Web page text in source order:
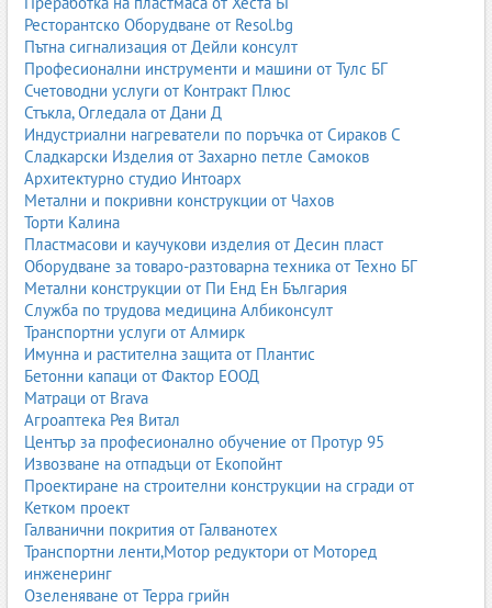
Ресторантско Оборудване от Resol.bg
Пътна сигнализация от Дейли консулт
Професионални инструменти и машини от Тулс БГ
Счетоводни услуги от Контракт Плюс
Стъкла, Огледала от Дани Д
Индустриални нагреватели по поръчка от Сираков С
Сладкарски Изделия от Захарно петле Самоков
Архитектурно студио Интоарх
Метални и покривни конструкции от Чахов
Торти Калина
Пластмасови и каучукови изделия от Десин пласт
Оборудване за товаро-разтоварна техника от Техно БГ
Метални конструкции от Пи Енд Ен България
Служба по трудова медицина Албиконсулт
Транспортни услуги от Алмирк
Имунна и растителна защита от Плантис
Бетонни капаци от Фактор ЕООД
Матраци от Brava
Агроаптека Рея Витал
Център за професионално обучение от Протур 95
Извозване на отпадъци от Екопойнт
Проектиране на строителни конструкции на сгради от
Кетком проект
Галванични покрития от Галванотех
Транспортни ленти,Мотор редуктори от Моторед
инженеринг
Озеленяване от Терра грийн